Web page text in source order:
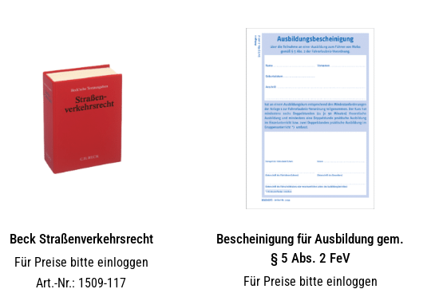
Beck Straßenverkehrsrecht
Für Preise bitte einloggen
Art.-Nr.: 1509-117
Bescheinigung für Ausbildung gem.
§ 5 Abs. 2 FeV
Für Preise bitte einloggen